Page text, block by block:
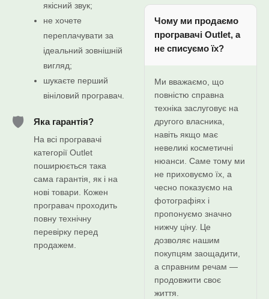
якісний звук;
не хочете
переплачувати за
ідеальний зовнішній
вигляд;
шукаєте перший
вініловий програвач.
🛡️
Яка гарантія?
На всі програвачі
категорії Outlet
поширюється така
сама гарантія, як і на
нові товари. Кожен
програвач проходить
повну технічну
перевірку перед
продажем.
Чому ми продаємо
програвачі Outlet, а
не списуємо їх?
Ми вважаємо, що
повністю справна
техніка заслуговує на
другого власника,
навіть якщо має
невеликі косметичні
нюанси. Саме тому ми
не приховуємо їх, а
чесно показуємо на
фотографіях і
пропонуємо значно
нижчу ціну. Це
дозволяє нашим
покупцям заощадити,
а справним речам —
продовжити своє
життя.